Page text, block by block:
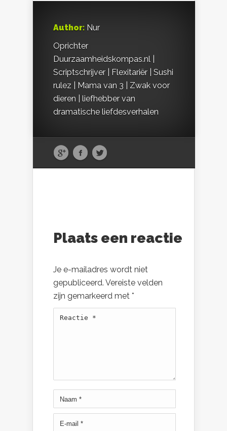
Author: Nur
Oprichter
Duurzaamheidskompas.nl |
Scriptschrijver | Flexitariër | Sushi
rulez | Mama van 3 | Zwak voor
dieren | liefhebber van
dramatische liefdesverhalen
Plaats een reactie
Je e-mailadres wordt niet
gepubliceerd. Vereiste velden
zijn gemarkeerd met *